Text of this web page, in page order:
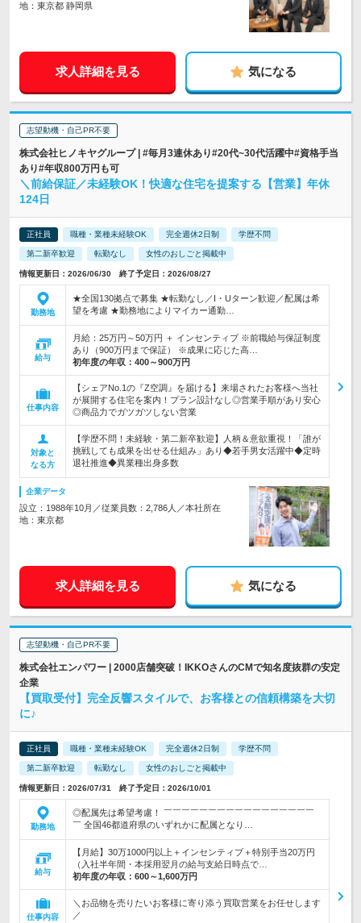
地：東京都 静岡県
求人詳細を見る 気になる
志望動機・自己PR不要
株式会社ヒノキヤグループ | #毎月3連休あり#20代~30代活躍中#資格手当
あり#年収800万円も可
＼前給保証／未経験OK！快適な住宅を提案する【営業】年休
124日
正社員 職種・業種未経験OK 完全週休2日制 学歴不問
第二新卒歓迎 転勤なし 女性のおしごと掲載中
情報更新日：2026/06/30 終了予定日：2026/08/27
勤務地
★全国130拠点で募集 ★転勤なし／I・Uターン歓迎／配属は希
望を考慮 ★勤務地によりマイカー通勤…
給与
月給：25万円～50万円 ＋ インセンティブ ※前職給与保証制度
あり（900万円まで保証） ※成果に応じた高…
初年度の年収： 400～900万円
仕事内容
【シェアNo.1の『Z空調』を届ける】来場されたお客様へ当社
が展開する住宅を案内！プラン設計なし◎営業手順があり安心
◎商品力でガツガツしない営業
対象と
なる方
【学歴不問！未経験・第二新卒歓迎】人柄＆意欲重視！「誰が
挑戦しても成果を出せる仕組み」あり◆若手男女活躍中◆定時
退社推進◆異業種出身多数
企業データ
設立：1988年10月／従業員数：2,786人／本社所在
地：東京都
求人詳細を見る 気になる
志望動機・自己PR不要
株式会社エンパワー | 2000店舗突破！IKKOさんのCMで知名度抜群の安定
企業
【買取受付】完全反響スタイルで、お客様との信頼構築を大切
に♪
正社員 職種・業種未経験OK 完全週休2日制 学歴不問
第二新卒歓迎 転勤なし 女性のおしごと掲載中
情報更新日：2026/07/31 終了予定日：2026/10/01
勤務地
◎配属先は希望考慮！ ￣￣￣￣￣￣￣￣￣￣￣￣￣￣￣￣￣
￣ 全国46都道府県のいずれかに配属となり…
給与
【月給】30万1000円以上＋インセンティブ＋特別手当20万円
（入社半年間・本採用翌月の給与支給日時点で…
初年度の年収： 600～1,600万円
仕事内容
＼お品物を売りたいお客様に寄り添う買取営業をお任せします
／